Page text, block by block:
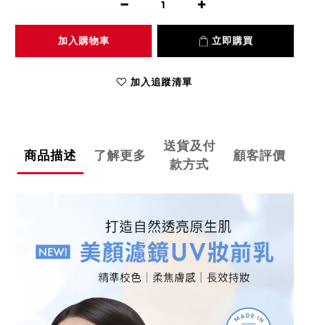
加入購物車 立即購買
加入追蹤清單
商品描述 了解更多
送貨及付
款方式
顧客評價